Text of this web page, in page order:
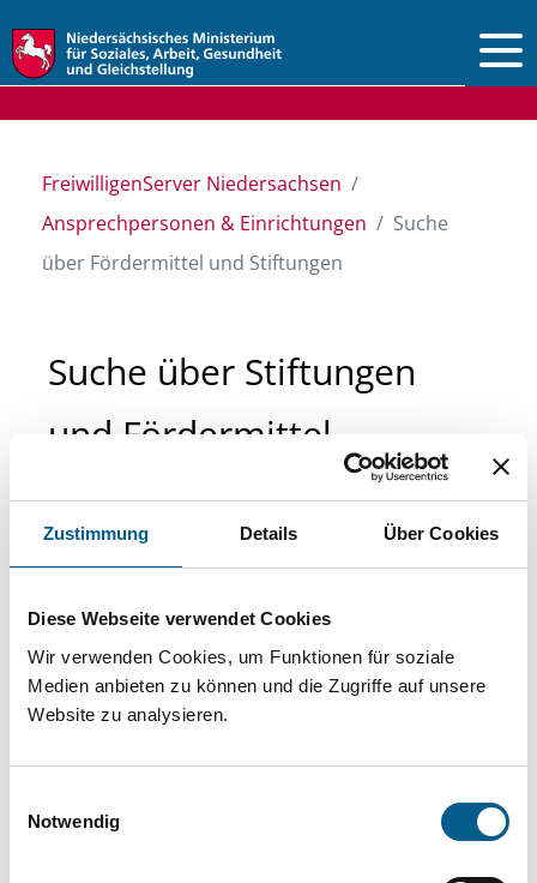
Zustimmung Details Über Cookies
Diese Webseite verwendet Cookies
Wir verwenden Cookies, um Funktionen für soziale
Medien anbieten zu können und die Zugriffe auf unsere
Website zu analysieren.
Notwendig
FreiwilligenServer Niedersachsen
Ansprechpersonen & Einrichtungen
Suche
über Fördermittel und Stiftungen
Suche über Stiftungen
und Fördermittel
Sie suchen finanzielle Unterstützung für ein
Projekt oder ein Vorhaben? Hier können Sie
Stiftungsdatenbank recherchieren. Bei der
Suche bitte die Groß- und Kleinschreibung
beachten.
können durch die Wahl von Bereichen oder